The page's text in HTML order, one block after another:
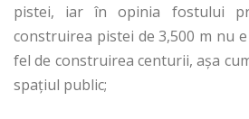
pistei, iar în opinia fostului
construirea pistei de 3,500 m nu
fel de construirea centurii, aşa
spaţiul public;